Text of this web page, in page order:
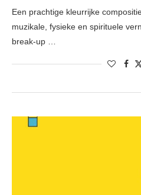
Een prachtige kleurrijke
muzikale, fysieke en spirituele
break-up …